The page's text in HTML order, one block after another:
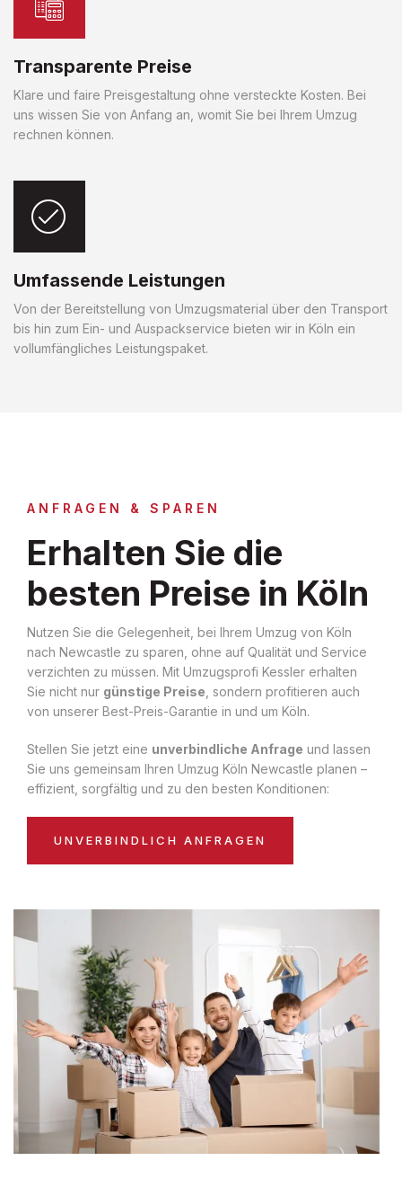
Transparente Preise
Klare und faire Preisgestaltung ohne versteckte Kosten. Bei
uns wissen Sie von Anfang an, womit Sie bei Ihrem Umzug
rechnen können.
Umfassende Leistungen
Von der Bereitstellung von Umzugsmaterial über den Transport
bis hin zum Ein- und Auspackservice bieten wir in Köln ein
vollumfängliches Leistungspaket.
ANFRAGEN & SPAREN
Erhalten Sie die
besten Preise in Köln
Nutzen Sie die Gelegenheit, bei Ihrem Umzug von Köln
nach Newcastle zu sparen, ohne auf Qualität und Service
verzichten zu müssen. Mit Umzugsprofi Kessler erhalten
Sie nicht nur günstige Preise , sondern profitieren auch
von unserer Best-Preis-Garantie in und um Köln.
Stellen Sie jetzt eine unverbindliche Anfrage und lassen
Sie uns gemeinsam Ihren Umzug Köln Newcastle planen –
effizient, sorgfältig und zu den besten Konditionen:
UNVERBINDLICH ANFRAGEN